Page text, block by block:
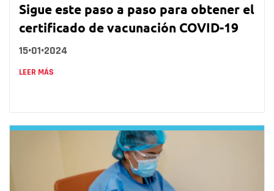
Sigue este paso a paso para obtener el
certificado de vacunación COVID-19
15•01•2024
LEER MÁS